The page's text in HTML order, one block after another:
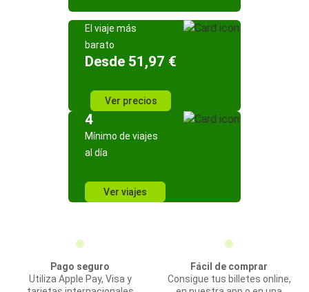
El viaje más
barato
Desde 51,97 €
Ver precios
4
Mínimo de viajes
al día
Ver viajes
Pago seguro
Utiliza Apple Pay, Visa y
Fácil de comprar
Consigue tus billetes online,